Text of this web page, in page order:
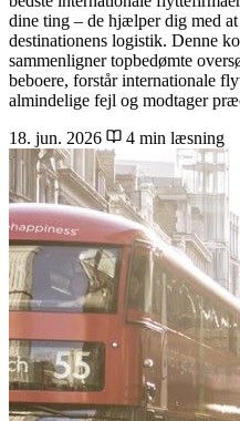
dine ting – de hjælper dig med
destinationens logistik. Denne
sammenligner topbedømte
beboere, forstår internationale
almindelige fejl og modtager
18. jun. 2026
4 min læsning